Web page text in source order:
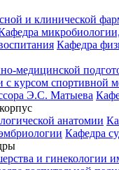
и клинической
Кафедра
медицинской
с курсом спортивной
Э.С. Матыева
анатомии
Кафедра
и гинекологии